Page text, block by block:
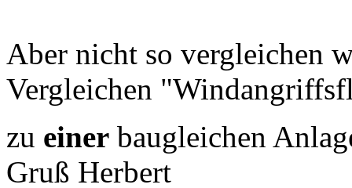
Aber nicht so vergleichen
Vergleichen
zu einer baugleichen
Gruß Herbert